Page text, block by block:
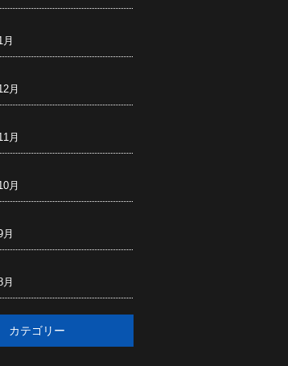
月
月
月
カテゴリー